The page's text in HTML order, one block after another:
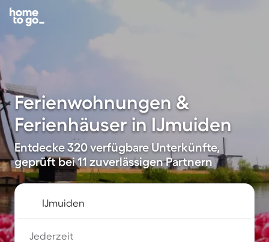
Ferienwohnungen &
Ferienhäuser in IJmuiden
Entdecke 320 verfügbare Unterkünfte,
geprüft bei 11 zuverlässigen Partnern
Jederzeit